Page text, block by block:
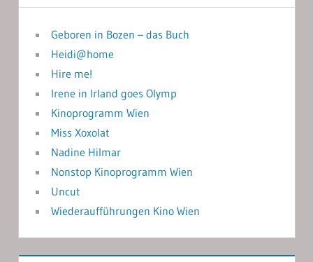
Geboren in Bozen – das Buch
Heidi@home
Hire me!
Irene in Irland goes Olymp
Kinoprogramm Wien
Miss Xoxolat
Nadine Hilmar
Nonstop Kinoprogramm Wien
Uncut
Wiederaufführungen Kino Wien